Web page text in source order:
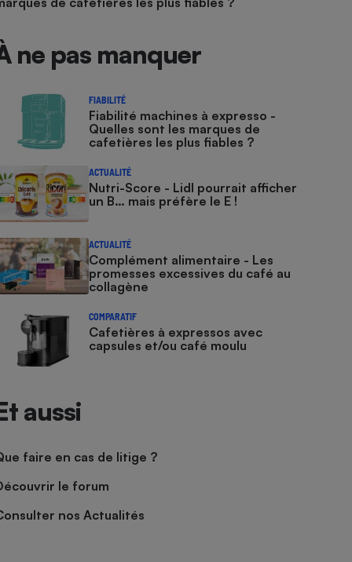
ne pas manquer
FIABILITÉ
Fiabilité machines à expresso -
Quelles sont les marques de
cafetières les plus fiables ?
ACTUALITÉ
Nutri-Score - Lidl pourrait afficher
un B… mais préfère le E !
ACTUALITÉ
Complément alimentaire - Les
promesses excessives du café au
collagène
COMPARATIF
Cafetières à expressos avec
capsules et/ou café moulu
aussi
faire en cas de litige ?
le forum
nos Actualités